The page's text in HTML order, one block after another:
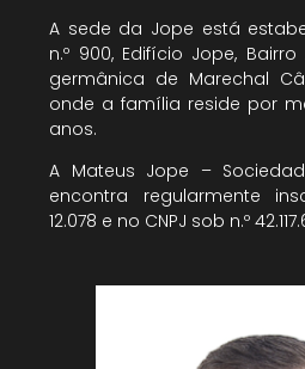
A sede da Jope está
n.º 900, Edifício Jope,
germânica de Marechal
onde a família reside por
anos.
A Mateus Jope –
encontra regularmente
12.078 e no CNPJ sob n.º